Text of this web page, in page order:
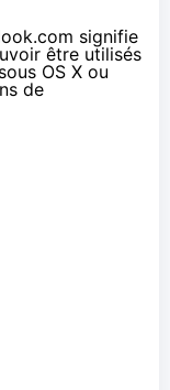
signifie
être utilisés
OS X ou
de